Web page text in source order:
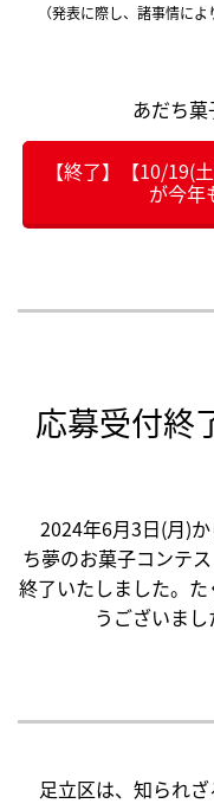
（発表に際し、諸事情に
あだち
【終了】【10/19(
が今年
応募受付終
2024年6月3日(月)
ち夢のお菓子コンテ
終了いたしました。
うございま
足立区は、知られ